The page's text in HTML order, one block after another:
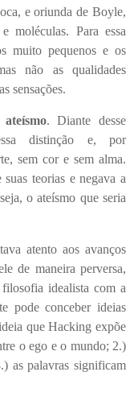
e oriunda de Boyle,
moléculas. Para essa
muito pequenos e os
não as qualidades
sensações.
. Diante desse
distinção e, por
sem cor e sem alma.
teorias e negava a
o ateísmo que seria
atento aos avanços
de maneira perversa,
idealista com a
pode conceber ideias
que Hacking expõe
o ego e o mundo; 2.)
as palavras significam